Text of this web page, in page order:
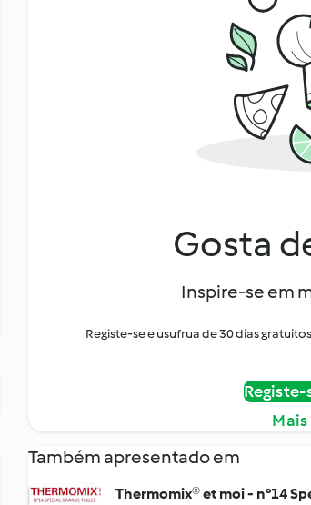
Gosta
Inspire-se em
Registe-se e usufrua de 30 dias
Também apresentado em
Thermomix® et moi - n°14